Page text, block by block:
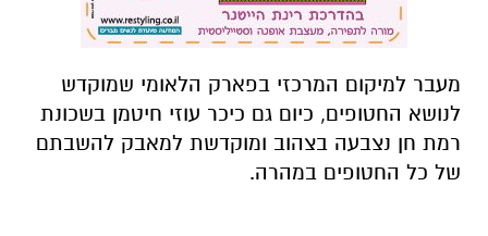
מעבר למיקום המרכזי בפארק הלאומי שמוקדש
לנושא החטופים, כיום גם כיכר עוזי חיטמן בשכונת
רמת חן נצבעה בצהוב ומוקדשת למאבק להשבתם
של כל החטופים במהרה.